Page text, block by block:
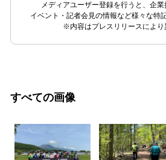
メディアユーザー登録を行うと、企業
イベント・記者会見の情報など様々な特
※内容はプレスリリースにより
すべての画像